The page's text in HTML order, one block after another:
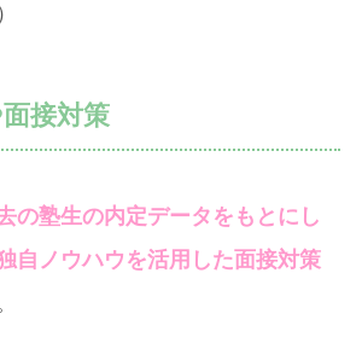
接対策
の塾生の内定データをもとにし
自ノウハウを活用した面接対策